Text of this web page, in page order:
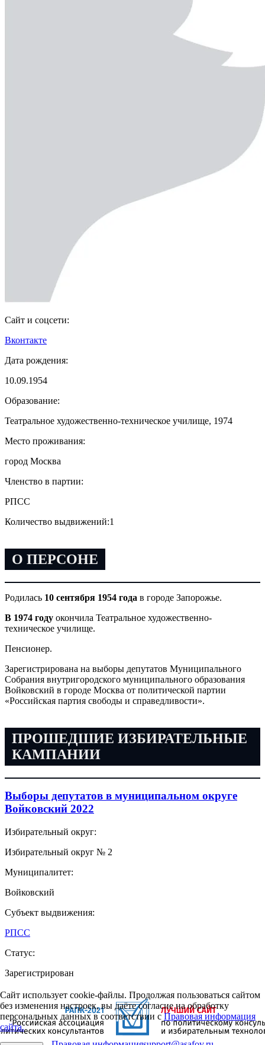
Сайт и соцсети:
Вконтакте
Дата рождения:
10.09.1954
Образование:
Театральное художественно-техническое училище, 1974
Место проживания:
город Москва
Членство в партии:
РПСС
Количество выдвижений:1
О ПЕРСОНЕ
Родилась 10 сентября 1954 года в городе Запорожье.
В 1974 году окончила Театральное художественно-
техническое училище.
Пенсионер.
Зарегистрирована на выборы депутатов Муниципального
Собрания внутригородского муниципального образования
Войковский в городе Москва от политической партии
«Российская партия свободы и справедливости».
ПРОШЕДШИЕ ИЗБИРАТЕЛЬНЫЕ
КАМПАНИИ
Выборы депутатов в муниципальном округе
Войковский 2022
Избирательный округ:
Избирательный округ № 2
Муниципалитет:
Войковский
Субъект выдвижения:
РПСС
Статус:
Зарегистрирован
Сайт использует cookie-файлы. Продолжая пользоваться сайтом
без изменения настроек, вы даёте согласие на обработку
персональных данных в соответствии сПравовая информация
сайта.